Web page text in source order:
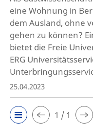
eine Wohnung in
dem Ausland, ohne
gehen zu können?
bietet die Freie
ERG
25.04.2023
1 / 1